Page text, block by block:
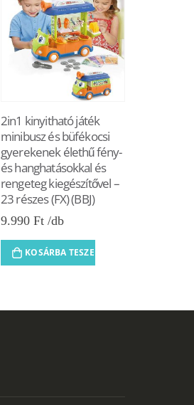
2in1 kinyitható játék
minibusz és büfékocsi
gyerekenek élethű fény-
és hanghatásokkal és
rengeteg kiegészítővel –
23 részes (FX) (BBJ)
9.990 Ft
KOSÁRBA TESZEM